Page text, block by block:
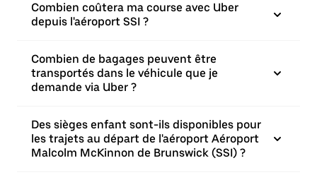
Combien coûtera ma course avec Uber
depuis l'aéroport SSI ?
Combien de bagages peuvent être
transportés dans le véhicule que je
demande via Uber ?
Des sièges enfant sont-ils disponibles pour
les trajets au départ de l'aéroport Aéroport
Malcolm McKinnon de Brunswick (SSI) ?